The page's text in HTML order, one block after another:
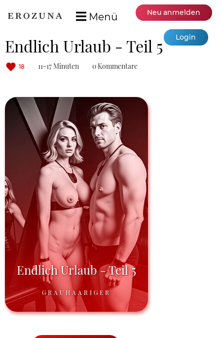
Menü Neu anmelden
Login
Endlich Urlaub - Teil 5
18 11-17 Minuten 0 Kommentare
Endlich Urlaub - Teil 5
GRAUHAARIGER